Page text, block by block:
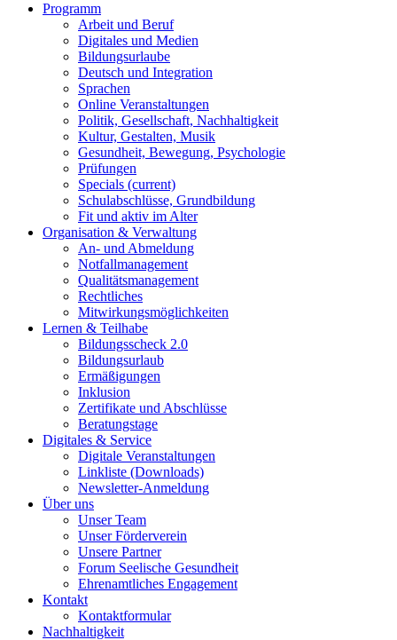
Programm
Arbeit und Beruf
Digitales und Medien
Bildungsurlaube
Deutsch und Integration
Sprachen
Online Veranstaltungen
Politik, Gesellschaft, Nachhaltigkeit
Kultur, Gestalten, Musik
Gesundheit, Bewegung, Psychologie
Prüfungen
Specials (current)
Schulabschlüsse, Grundbildung
Fit und aktiv im Alter
Organisation & Verwaltung
An- und Abmeldung
Notfallmanagement
Qualitätsmanagement
Rechtliches
Mitwirkungsmöglichkeiten
Lernen & Teilhabe
Bildungsscheck 2.0
Bildungsurlaub
Ermäßigungen
Inklusion
Zertifikate und Abschlüsse
Beratungstage
Digitales & Service
Digitale Veranstaltungen
Linkliste (Downloads)
Newsletter-Anmeldung
Über uns
Unser Team
Unser Förderverein
Unsere Partner
Forum Seelische Gesundheit
Ehrenamtliches Engagement
Kontakt
Kontaktformular
Nachhaltigkeit